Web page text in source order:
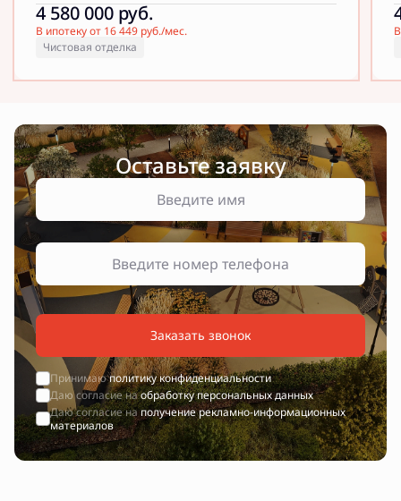
4 580 000 руб.
В ипотеку от 16 449 руб./мес.
Чистовая отделка
Оставьте заявку
Заказать звонок
Принимаюполитику конфиденциальности
Даю согласие наобработку персональных данных
Даю согласие наполучение рекламно-информационных
материалов